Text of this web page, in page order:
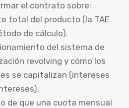
el contrato sobre:
total del producto (la TAE
de cálculo).
del sistema de
revolving y cómo los
se capitalizan (intereses
de que una cuota mensual